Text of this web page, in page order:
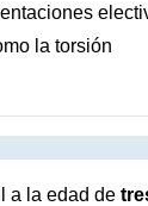
la torsión
a la edad de